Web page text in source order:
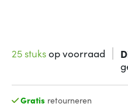
25 stuksop voorraad
Gratis retourneren